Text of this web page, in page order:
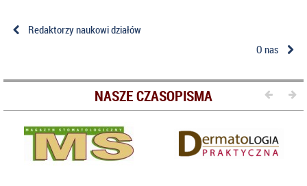
Redaktorzy naukowi działów
O nas
NASZE CZASOPISMA